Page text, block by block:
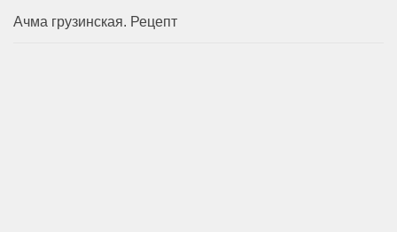
Ачма грузинская. Рецепт